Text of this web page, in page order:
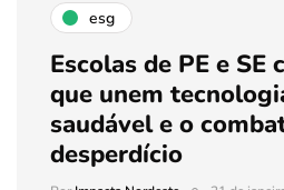
esg
Escolas de PE e
que unem
saudável e o
desperdício